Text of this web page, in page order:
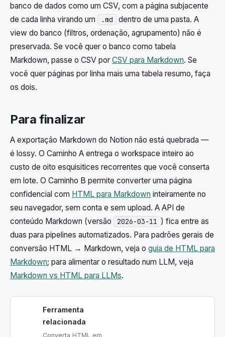
banco de dados como um CSV, com a página subjacente
de cada linha virando um
.md
dentro de uma pasta. A
view do banco (filtros, ordenação, agrupamento) não é
preservada. Se você quer o banco como tabela
Markdown, passe o CSV por CSV para Markdown. Se
você quer páginas por linha mais uma tabela resumo, faça
os dois.
Para finalizar
A exportação Markdown do Notion não está quebrada —
é lossy. O Caminho A entrega o workspace inteiro ao
custo de oito esquisitices recorrentes que você conserta
em lote. O Caminho B permite converter uma página
confidencial com HTML para Markdown inteiramente no
seu navegador, sem conta e sem upload. A API de
conteúdo Markdown (versão
2026-03-11 ) fica entre as
duas para pipelines automatizados. Para padrões gerais de
conversão HTML → Markdown, veja o guia de HTML para
Markdown; para alimentar o resultado num LLM, veja
Markdown vs HTML para LLMs.
Ferramenta
relacionada
Converta HTML em